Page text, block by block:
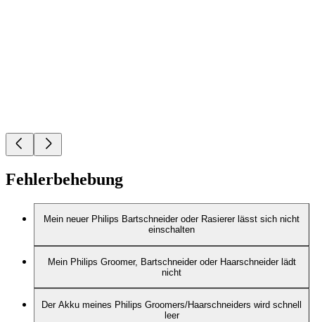
Fehlerbehebung
Mein neuer Philips Bartschneider oder Rasierer lässt sich nicht
einschalten
Mein Philips Groomer, Bartschneider oder Haarschneider lädt
nicht
Der Akku meines Philips Groomers/Haarschneiders wird schnell
leer